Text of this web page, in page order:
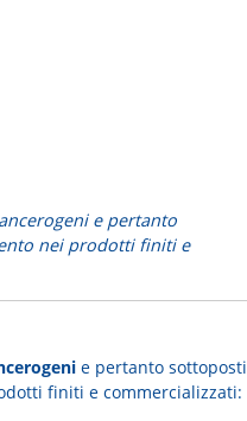
e pertanto
nei prodotti finiti e
e pertanto sottoposti
finiti e commercializzati: